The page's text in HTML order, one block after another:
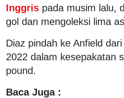
Inggris pada musim lalu,
gol dan mengoleksi lima
Diaz pindah ke Anfield
2022 dalam kesepakatan
pound.
Baca Juga :